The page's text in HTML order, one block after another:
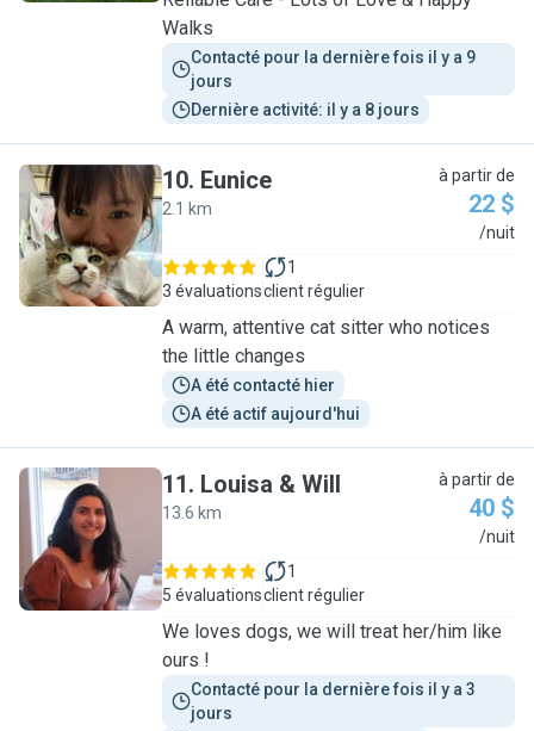
Walks
Contacté pour la dernière fois il y a 9
jours
Dernière activité: il y a 8 jours
E
10. Eunice
2.1 km
à partir de
22 $
/nuit
3 évaluations
1
client régulier
A warm, attentive cat sitter who notices
the little changes
A été contacté hier
A été actif aujourd'hui
L
11. Louisa & Will
13.6 km
à partir de
40 $
/nuit
5 évaluations
1
client régulier
We loves dogs, we will treat her/him like
ours !
Contacté pour la dernière fois il y a 3
jours